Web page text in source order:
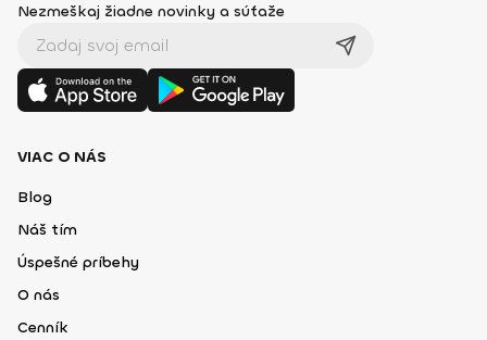
Nezmeškaj žiadne novinky a súťaže
VIAC O NÁS
Blog
Náš tím
Úspešné príbehy
O nás
Cenník